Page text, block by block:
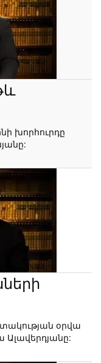
խորհուրդը
օրվա
Ալավերդյանը: